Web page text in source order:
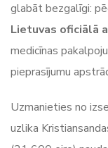
glabāt bezgalīgi:
Lietuvas oficiālā
medicīnas
pieprasījumu
Uzmanieties no
uzlika